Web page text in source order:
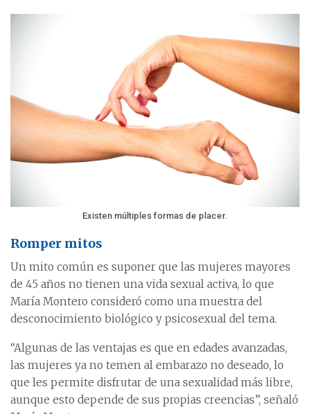
Existen múltiples formas de placer.
Romper mitos
Un mito común es suponer que las mujeres mayores
de 45 años no tienen una vida sexual activa, lo que
María Montero consideró como una muestra del
desconocimiento biológico y psicosexual del tema.
“Algunas de las ventajas es que en edades avanzadas,
las mujeres ya no temen al embarazo no deseado, lo
que les permite disfrutar de una sexualidad más libre,
aunque esto depende de sus propias creencias”, señaló